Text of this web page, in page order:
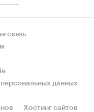
связь
данных
Хостинг сайтов